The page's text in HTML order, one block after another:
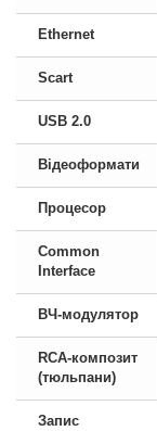
Ethernet
Scart
USB 2.0
Відеоформати
Процесор
Common
Interface
ВЧ-модулятор
RCA-композит
(тюльпани)
Запис